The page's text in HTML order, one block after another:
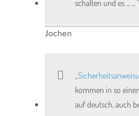
schalten und es ... ...
Jochen
kommen in so
auf deutsch, auch bei